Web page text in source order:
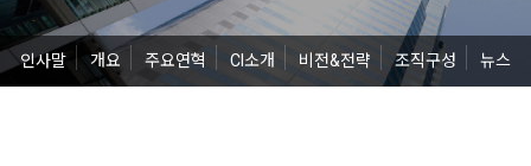
인사말 개요 주요연혁 CI소개 비전&전략 조직구성 뉴스